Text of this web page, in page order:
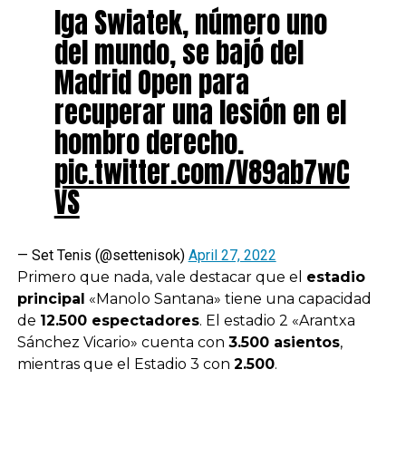
Iga Swiatek, número uno
del mundo, se bajó del
Madrid Open para
recuperar una lesión en el
hombro derecho.
pic.twitter.com/V89ab7wC
VS
— Set Tenis (@settenisok) April 27, 2022
Primero que nada, vale destacar que el estadio
principal «Manolo Santana» tiene una capacidad
de 12.500 espectadores. El estadio 2 «Arantxa
Sánchez Vicario» cuenta con 3.500 asientos,
mientras que el Estadio 3 con 2.500.